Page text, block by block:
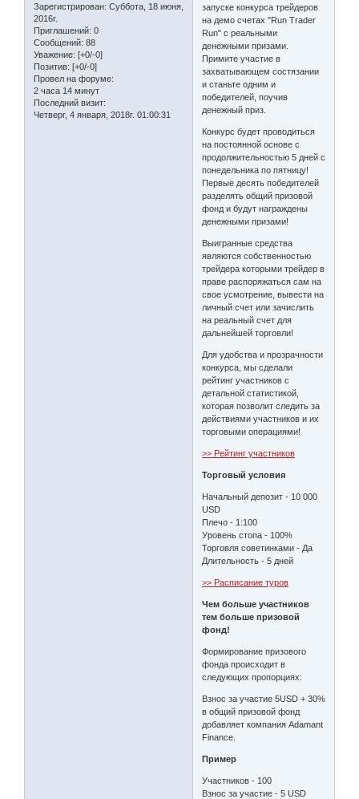
Зарегистрирован: Суббота, 18 июня,
2016г.
Приглашений: 0
Сообщений: 88
Уважение: [+0/-0]
Позитив: [+0/-0]
Провел на форуме:
2 часа 14 минут
Последний визит:
Четверг, 4 января, 2018г. 01:00:31
запуске конкурса трейдеров
на демо счетах "Run Trader
Run" с реальными
денежными призами.
Примите участие в
захватывающем состязании
и станьте одним и
победителей, поучив
денежный приз.
Конкурс будет проводиться
на постоянной основе с
продолжительностью 5 дней с
понедельника по пятницу!
Первые десять победителей
разделять общий призовой
фонд и будут награждены
денежными призами!
Выигранные средства
являются собственностью
трейдера которыми трейдер в
праве распоряжаться сам на
свое усмотрение, вывести на
личный счет или зачислить
на реальный счет для
дальнейшей торговли!
Для удобства и прозрачности
конкурса, мы сделали
рейтинг участников с
детальной статистикой,
которая позволит следить за
действиями участников и их
торговыми операциями!
>> Рейтинг участников
Торговый условия
Начальный депозит - 10 000
USD
Плечо - 1:100
Уровень стопа - 100%
Торговля советинками - Да
Длительность - 5 дней
>> Расписание туров
Чем больше участников
тем больше призовой
фонд!
Формирование призового
фонда происходит в
следующих пропорциях:
Взнос за участие 5USD + 30%
в общий призовой фонд
добавляет компания Adamant
Finance.
Пример
Участников - 100
Взнос за участие - 5 USD